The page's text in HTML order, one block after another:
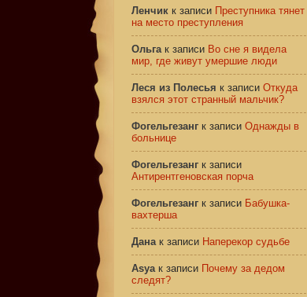
Ленчик к записи Преступника тянет
на место преступления
Ольгак записи Во сне я видела
мир, где живут умершие люди
Леся из Полесья к записи Откуда
взялся этот странный мальчик?
Фогельгезанг к записи Однажды в
больнице
Фогельгезанг к записи
Антирентгеновская порча
Фогельгезанг к записи Бабушка-
вахтерша
Данак записи Наперекор судьбе
Asyaк записи Почему за дедом
следят?